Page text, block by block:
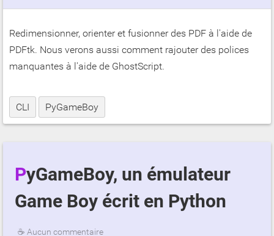
Redimensionner, orienter et fusionner des PDF à l'aide de
PDFtk. Nous verons aussi comment rajouter des polices
manquantes à l'aide de GhostScript.
CLI PyGameBoy
PyGameBoy, un émulateur
Game Boy écrit en Python
☕ Aucun commentaire